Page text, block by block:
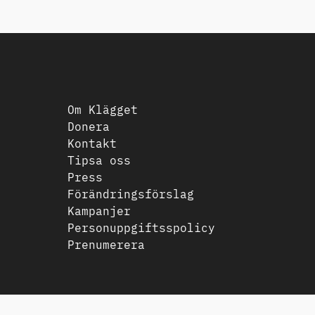
Om Klägget
Donera
Kontakt
Tipsa oss
Press
Förändringsförslag
Kampanjer
Personuppgiftsspolicy
Prenumerera